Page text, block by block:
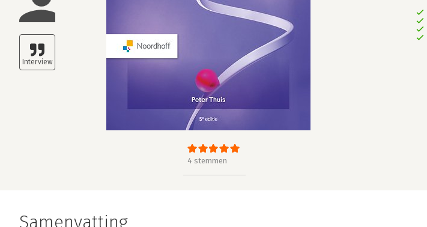
4 stemmen
Samenvatting